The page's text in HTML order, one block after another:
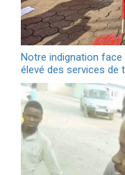
Notre indignation
élevé des services de